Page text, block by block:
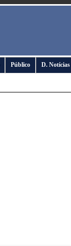
Público D. Notícias